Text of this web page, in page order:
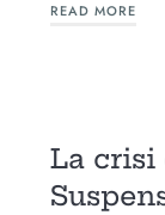
READ MORE
La crisi